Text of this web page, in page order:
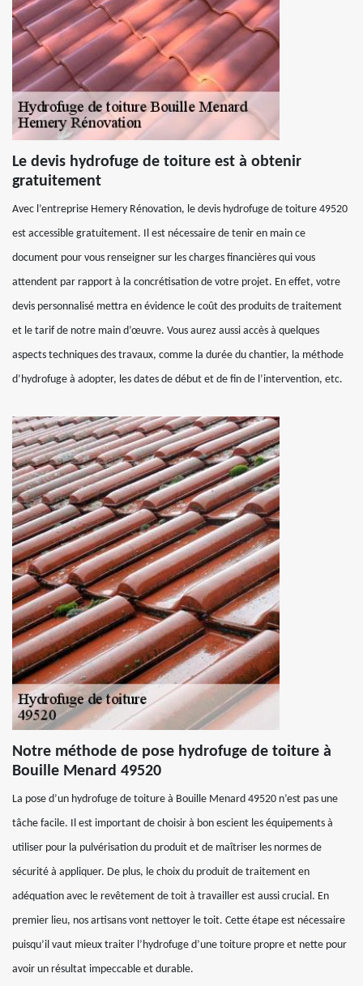
Le devis hydrofuge de toiture est à obtenir
gratuitement
Avec l’entreprise Hemery Rénovation, le devis hydrofuge de toiture 49520
est accessible gratuitement. Il est nécessaire de tenir en main ce
document pour vous renseigner sur les charges financières qui vous
attendent par rapport à la concrétisation de votre projet. En effet, votre
devis personnalisé mettra en évidence le coût des produits de traitement
et le tarif de notre main d’œuvre. Vous aurez aussi accès à quelques
aspects techniques des travaux, comme la durée du chantier, la méthode
d’hydrofuge à adopter, les dates de début et de fin de l’intervention, etc.
Notre méthode de pose hydrofuge de toiture à
Bouille Menard 49520
La pose d’un hydrofuge de toiture à Bouille Menard 49520 n’est pas une
tâche facile. Il est important de choisir à bon escient les équipements à
utiliser pour la pulvérisation du produit et de maîtriser les normes de
sécurité à appliquer. De plus, le choix du produit de traitement en
adéquation avec le revêtement de toit à travailler est aussi crucial. En
premier lieu, nos artisans vont nettoyer le toit. Cette étape est nécessaire
puisqu’il vaut mieux traiter l’hydrofuge d’une toiture propre et nette pour
avoir un résultat impeccable et durable.